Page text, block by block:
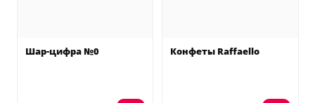
Шар-цифра №0 Конфеты Raffaello